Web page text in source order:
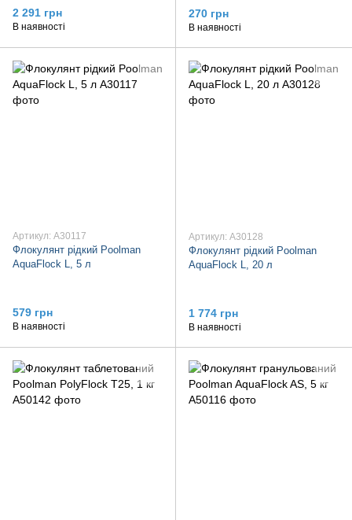
2 291 грн
В наявності
270 грн
В наявності
Артикул: А30117
Флокулянт рідкий Poolman
AquaFlock L, 5 л
579 грн
В наявності
Артикул: А30128
Флокулянт рідкий Poolman
AquaFlock L, 20 л
1 774 грн
В наявності